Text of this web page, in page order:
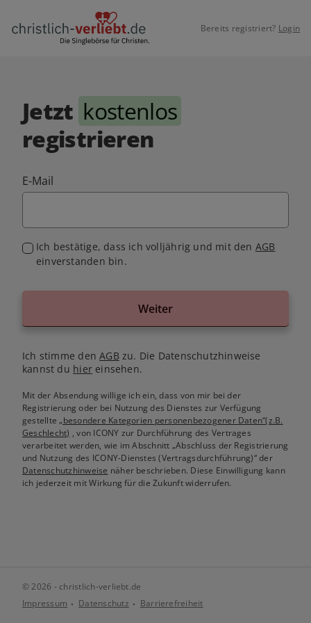
Bereits registriert? Login
Jetzt kostenlos
registrieren
E-Mail
Ich bestätige, dass ich volljährig und mit den AGB
einverstanden bin.
Weiter
Ich stimme denAGB zu. Die Datenschutzhinweise
kannst du hiereinsehen.
Mit der Absendung willige ich ein, dass von mir bei der
Registrierung oder bei Nutzung des Dienstes zur Verfügung
gestellte„besondere Kategorien personenbezogener Daten“(z.B.
Geschlecht) , von ICONY zur Durchführung des Vertrages
verarbeitet werden, wie im Abschnitt „Abschluss der Registrierung
und Nutzung des ICONY-Dienstes (Vertragsdurchführung)“ der
Datenschutzhinweise näher beschrieben. Diese Einwilligung kann
ich jederzeit mit Wirkung für die Zukunft widerrufen.
© 2026 - christlich-verliebt.de
Impressum
Datenschutz Barrierefreiheit